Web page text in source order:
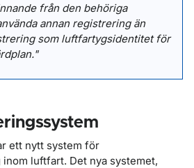
från den behöriga
annan registrering än
som luftfartygsidentitet för
ett nytt system för
luftfart. Det nya systemet,